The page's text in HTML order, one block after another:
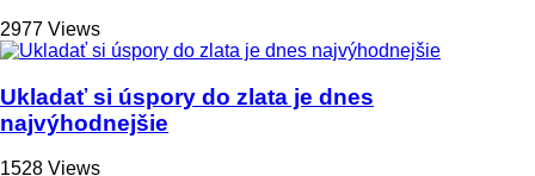
2977 Views
Ukladať si úspory do zlata je dnes
najvýhodnejšie
1528 Views